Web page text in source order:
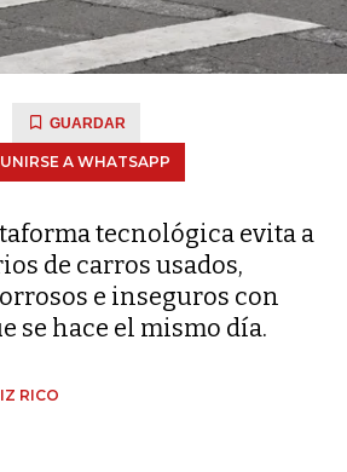
GUARDAR
UNIRSE A WHATSAPP
tecnológica evita a
de carros usados,
e inseguros con
se hace el mismo día.
RICO